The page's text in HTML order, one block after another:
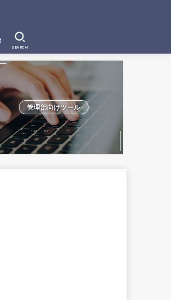
SEARCH
管理部向けツール